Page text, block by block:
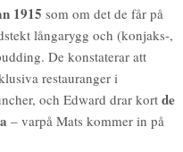
1915 som om det de får på
långarygg och (konjaks-,
De konstaterar att
restauranger i
och Edward drar kort de
– varpå Mats kommer in på